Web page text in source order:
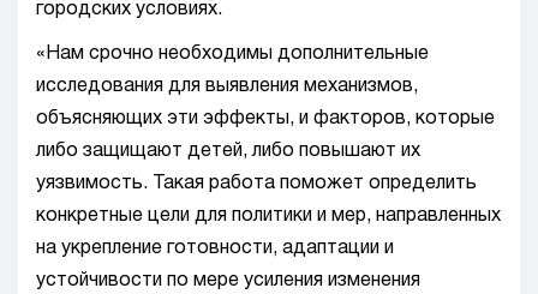
городских условиях.
«Нам срочно необходимы дополнительные
исследования для выявления механизмов,
объясняющих эти эффекты, и факторов, которые
либо защищают детей, либо повышают их
уязвимость. Такая работа поможет определить
конкретные цели для политики и мер, направленных
на укрепление готовности, адаптации и
устойчивости по мере усиления изменения